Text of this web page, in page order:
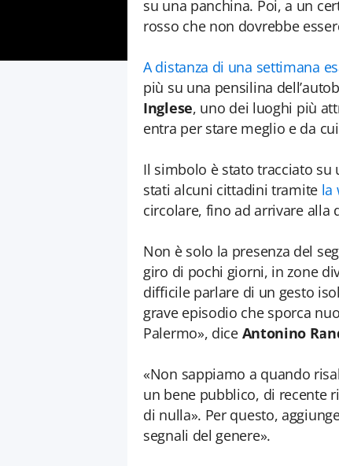
su una panchina. Poi, a un
rosso che non dovrebbe
A distanza di una settimana
più su una pensilina
Inglese, uno dei luoghi più
entra per stare meglio e da
Il simbolo è stato tracciato su
stati alcuni cittadini tramite la
circolare, fino ad arrivare alla
Non è solo la presenza del
giro di pochi giorni, in zone
difficile parlare di un gesto
grave episodio che sporca
Palermo», dice Antonino
«Non sappiamo a quando
un bene pubblico, di recente
di nulla». Per questo,
segnali del genere».